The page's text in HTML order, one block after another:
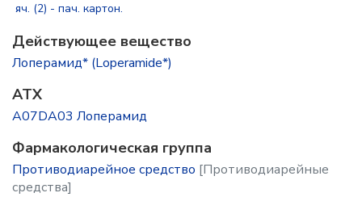
яч. (2) - пач. картон.
Действующее вещество
Лоперамид* (Loperamide*)
ATX
A07DA03 Лоперамид
Фармакологическая группа
Противодиарейное средство [Противодиарейные
средства]